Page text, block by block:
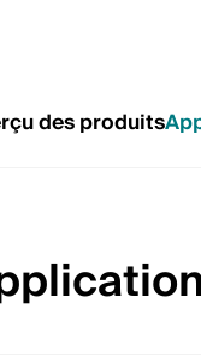
des produits